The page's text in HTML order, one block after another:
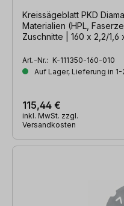
Kreissägeblatt PKD
Materialien (HPL,
Zuschnitte | 160 x
Art.-Nr.: K-111350-160-010
Auf Lager, Lieferung in
115,44 €
inkl. MwSt. zzgl.
Versandkosten